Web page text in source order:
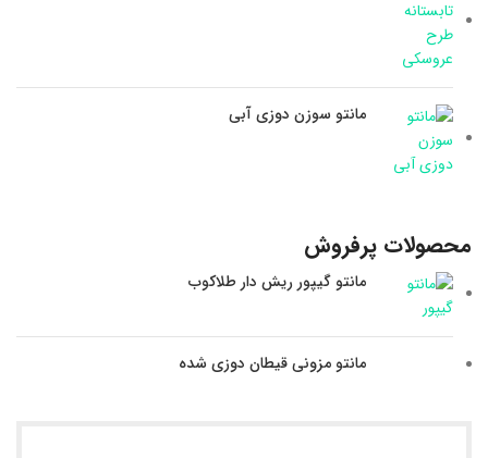
مانتو سوزن دوزی آبی
محصولات پرفروش
مانتو گیپور ریش دار طلاکوب
مانتو مزونی قیطان دوزی شده